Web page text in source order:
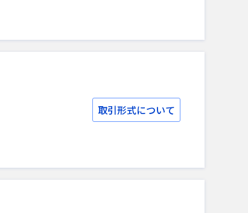
取引形式について